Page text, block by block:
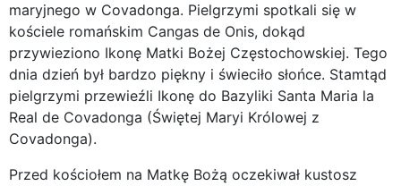
maryjnego w Covadonga. Pielgrzymi spotkali się w
kościele romańskim Cangas de Onis, dokąd
przywieziono Ikonę Matki Bożej Częstochowskiej. Tego
dnia dzień był bardzo piękny i świeciło słońce. Stamtąd
pielgrzymi przewieźli Ikonę do Bazyliki Santa Maria la
Real de Covadonga (Świętej Maryi Królowej z
Covadonga).
Przed kościołem na Matkę Bożą oczekiwał kustosz